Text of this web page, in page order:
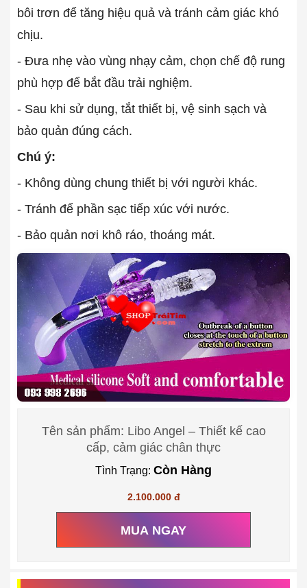
bôi trơn để tăng hiệu quả và tránh cảm giác khó
chịu.
- Đưa nhẹ vào vùng nhạy cảm, chọn chế độ rung
phù hợp để bắt đầu trải nghiệm.
- Sau khi sử dụng, tắt thiết bị, vệ sinh sạch và
bảo quản đúng cách.
Chú ý:
- Không dùng chung thiết bị với người khác.
- Tránh để phần sạc tiếp xúc với nước.
- Bảo quản nơi khô ráo, thoáng mát.
Tên sản phẩm: Libo Angel – Thiết kế cao
cấp, cảm giác chân thực
Tình Trạng: Còn Hàng
2.100.000 đ
MUA NGAY